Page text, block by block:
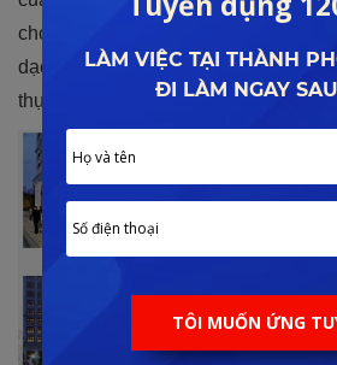
chơi, sân tập thể thao, bể bơi, khu
dạo bộ, công viên trung tâm, nhà
thực BBQ,…